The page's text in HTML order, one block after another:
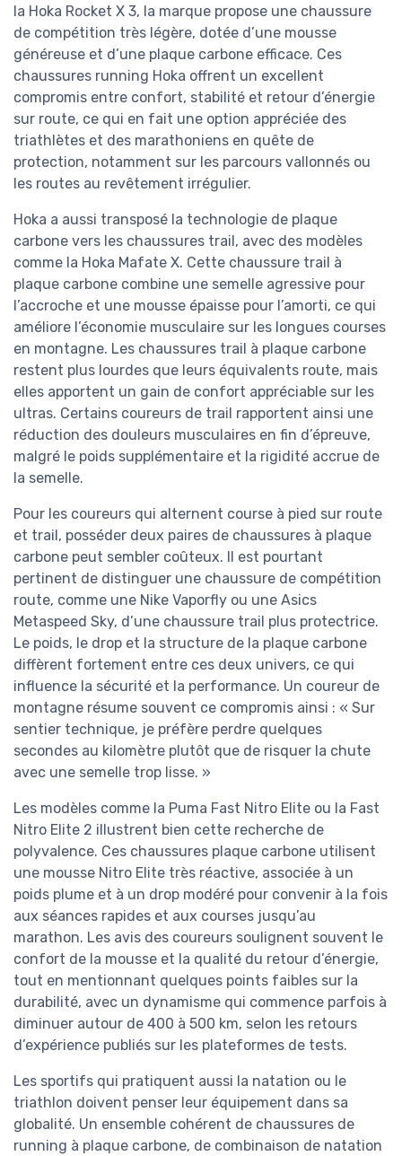
la Hoka Rocket X 3, la marque propose une chaussure
de compétition très légère, dotée d’une mousse
généreuse et d’une plaque carbone efficace. Ces
chaussures running Hoka offrent un excellent
compromis entre confort, stabilité et retour d’énergie
sur route, ce qui en fait une option appréciée des
triathlètes et des marathoniens en quête de
protection, notamment sur les parcours vallonnés ou
les routes au revêtement irrégulier.
Hoka a aussi transposé la technologie de plaque
carbone vers les chaussures trail, avec des modèles
comme la Hoka Mafate X. Cette chaussure trail à
plaque carbone combine une semelle agressive pour
l’accroche et une mousse épaisse pour l’amorti, ce qui
améliore l’économie musculaire sur les longues courses
en montagne. Les chaussures trail à plaque carbone
restent plus lourdes que leurs équivalents route, mais
elles apportent un gain de confort appréciable sur les
ultras. Certains coureurs de trail rapportent ainsi une
réduction des douleurs musculaires en fin d’épreuve,
malgré le poids supplémentaire et la rigidité accrue de
la semelle.
Pour les coureurs qui alternent course à pied sur route
et trail, posséder deux paires de chaussures à plaque
carbone peut sembler coûteux. Il est pourtant
pertinent de distinguer une chaussure de compétition
route, comme une Nike Vaporfly ou une Asics
Metaspeed Sky, d’une chaussure trail plus protectrice.
Le poids, le drop et la structure de la plaque carbone
diffèrent fortement entre ces deux univers, ce qui
influence la sécurité et la performance. Un coureur de
montagne résume souvent ce compromis ainsi : « Sur
sentier technique, je préfère perdre quelques
secondes au kilomètre plutôt que de risquer la chute
avec une semelle trop lisse. »
Les modèles comme la Puma Fast Nitro Elite ou la Fast
Nitro Elite 2 illustrent bien cette recherche de
polyvalence. Ces chaussures plaque carbone utilisent
une mousse Nitro Elite très réactive, associée à un
poids plume et à un drop modéré pour convenir à la fois
aux séances rapides et aux courses jusqu’au
marathon. Les avis des coureurs soulignent souvent le
confort de la mousse et la qualité du retour d’énergie,
tout en mentionnant quelques points faibles sur la
durabilité, avec un dynamisme qui commence parfois à
diminuer autour de 400 à 500 km, selon les retours
d’expérience publiés sur les plateformes de tests.
Les sportifs qui pratiquent aussi la natation ou le
triathlon doivent penser leur équipement dans sa
globalité. Un ensemble cohérent de chaussures de
running à plaque carbone, de combinaison de natation